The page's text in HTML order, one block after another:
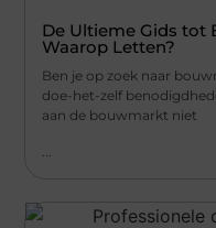
De Ultieme Gids tot
Waarop Letten?
Ben je op zoek naar
doe-het-zelf
aan de bouwmarkt niet